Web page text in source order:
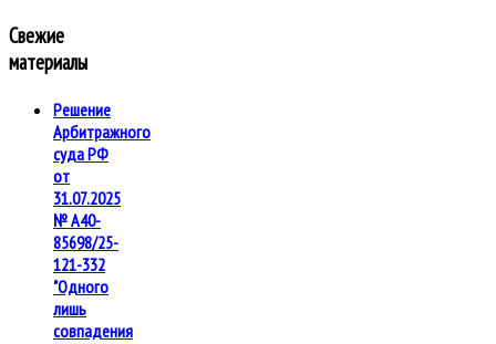
Свежие
материалы
Решение
Арбитражного
суда РФ
от
31.07.2025
№ А40-
85698/25-
121-332
"Одного
лишь
совпадения